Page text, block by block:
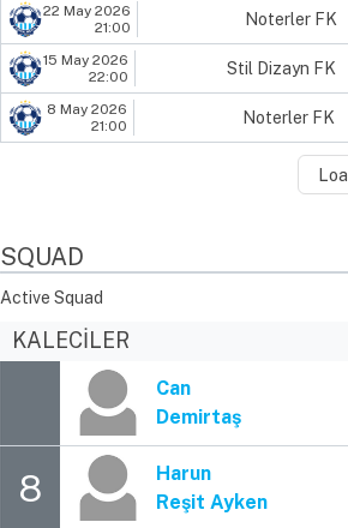
22 May 2026
21:00
Noterler FK
15 May 2026
22:00
Stil Dizayn FK
8 May 2026
21:00
Noterler FK
SQUAD
Active Squad
KALECILER
Can
Demirtaş
8
Harun
Reşit Ayken